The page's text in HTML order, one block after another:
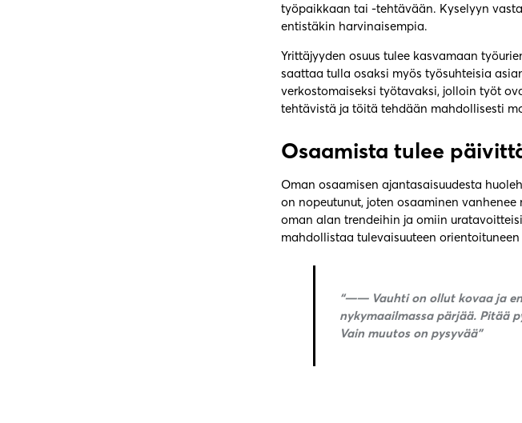
työpaikkaan tai -tehtävään. Kyselyyn
entistäkin harvinaisempia.
Yrittäjyyden osuus tulee kasvamaan
saattaa tulla osaksi myös työsuhteisia
verkostomaiseksi työtavaksi, jolloin työt
tehtävistä ja töitä tehdään mahdollisesti
Osaamista tulee
Oman osaamisen ajantasaisuudesta
on nopeutunut, joten osaaminen
oman alan trendeihin ja omiin
mahdollistaa tulevaisuuteen
“—— Vauhti on ollut kovaa ja
nykymaailmassa pärjää. Pitää
Vain muutos on pysyvää”